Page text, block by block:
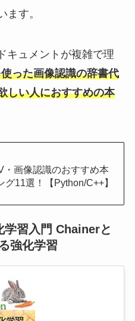
ます。
キュメントが複雑で理
った画像認識の辞書代
しい人におすすめの本
・画像認識のおすすめ本
グ11選！【Python/C++】
習入門 Chainerと
強化学習